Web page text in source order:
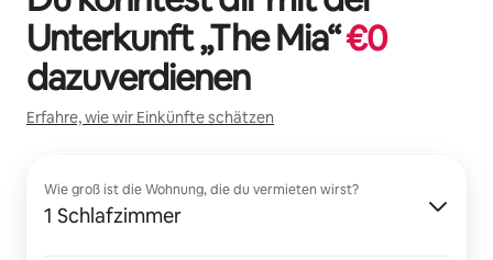
Unterkunft „The Mia“€0
dazuverdienen
Erfahre, wie wir Einkünfte schätzen
Wie groß ist die Wohnung, die du vermieten wirst?
1 Schlafzimmer